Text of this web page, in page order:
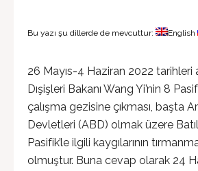
Bu yazı şu dillerde de mevcuttur: English
26 Mayıs-4 Haziran 2022 tarihleri
Dışişleri Bakanı Wang Yi’nin 8
çalışma gezisine çıkması, başta
Devletleri (ABD) olmak üzere
Pasifik’le ilgili kaygılarının
olmuştur. Buna cevap olarak 24